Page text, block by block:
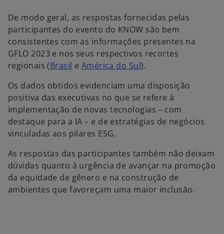
De modo geral, as respostas fornecidas pelas
participantes do evento do KNOW são bem
consistentes com as informações presentes na
GFLO 2023 e nos seus respectivos recortes
regionais (Brasil a
r
e
e
m
u
a
o
e América do Sula
r
e
e
m
n
).
Os dados obtidos evidenciam uma disposição
positiva das executivas no que se refere à
implementação de novas tecnologias – com
destaque para a IA – e de estratégias de negócios
vinculadas aos pilares ESG.
As respostas das participantes também não deixam
dúvidas quanto à urgência de avançar na promoção
da equidade de gênero e na construção de
ambientes que favoreçam uma maior inclusão.